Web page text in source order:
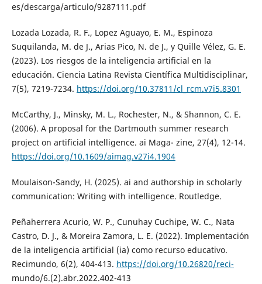
es/descarga/articulo/9287111.pdf
Lozada Lozada, R. F., Lopez Aguayo, E. M., Espinoza
Suquilanda, M. de J., Arias Pico, N. de J., y Quille Vélez, G. E.
(2023). Los riesgos de la inteligencia artificial en la
educación. Ciencia Latina Revista Científica Multidisciplinar,
7(5), 7219-7234. https://doi.org/10.37811/cl_rcm.v7i5.8301
McCarthy, J., Minsky, M. L., Rochester, N., & Shannon, C. E.
(2006). A proposal for the Dartmouth summer research
project on artificial intelligence. ai Maga- zine, 27(4), 12-14.
https://doi.org/10.1609/aimag.v27i4.1904
Moulaison-Sandy, H. (2025). ai and authorship in scholarly
communication: Writing with intelligence. Routledge.
Peñaherrera Acurio, W. P., Cunuhay Cuchipe, W. C., Nata
Castro, D. J., & Moreira Zamora, L. E. (2022). Implementación
de la inteligencia artificial (ia) como recurso educativo.
Recimundo, 6(2), 404-413. https://doi.org/10.26820/reci-
mundo/6.(2).abr.2022.402-413